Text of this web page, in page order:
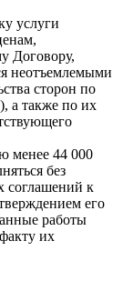
услуги
Договору,
неотъемлемыми
сторон по
а также по их
менее 44 000
без
соглашений к
его
работы
их